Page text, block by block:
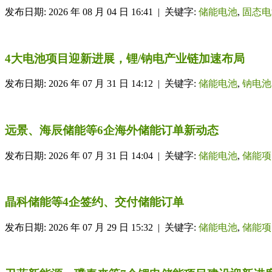
发布日期: 2026 年 08 月 04 日 16:41 | 关键字: 储能电池, 固态
4大电池项目迎新进展，锂/钠电产业链加速布局
发布日期: 2026 年 07 月 31 日 14:12 | 关键字: 储能电池, 钠电池
远景、海辰储能等6企海外储能订单新动态
发布日期: 2026 年 07 月 31 日 14:04 | 关键字: 储能电池, 储能项
晶科储能等4企签约、交付储能订单
发布日期: 2026 年 07 月 29 日 15:32 | 关键字: 储能电池, 储能项